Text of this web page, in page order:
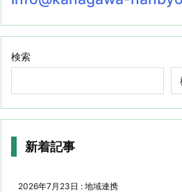
検索
新着記事
2026年7月23日 : 地域連携